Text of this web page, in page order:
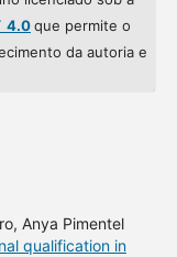
4.0que permite o
da autoria e
Anya Pimentel
qualification in